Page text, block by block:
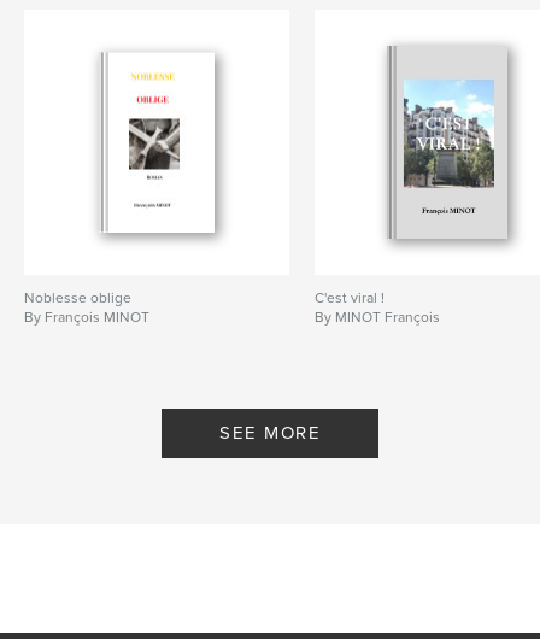
Noblesse oblige
By François MINOT
C'est viral !
By MINOT François
SEE MORE